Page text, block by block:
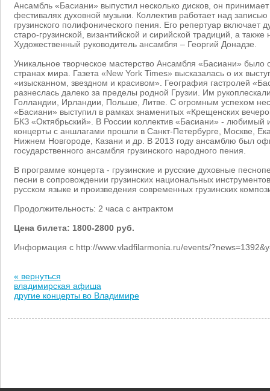
Ансамбль «Басиани» выпустил несколько дисков, он
фестивалях духовной музыки. Коллектив работает над
грузинского полифонического пения. Его репертуар включает
старо-грузинской, византийской и сирийской традиций, а
Художественный руководитель ансамбля – Георгий Донадзе.
Уникальное творческое мастерство Ансамбля «Басиани» было
странах мира. Газета «New York Times» высказалась о их
«изысканном, звездном и красивом». География гастролей
разнеслась далеко за пределы родной Грузии. Им
Голландии, Ирландии, Польше, Литве. С огромным успехом
«Басиани» выступил в рамках знаменитых «Крещенских
БКЗ «Октябрьский». В России коллектив «Басиани» - любимый
концерты с аншлагами прошли в Санкт-Петербурге, Москве,
Нижнем Новгороде, Казани и др. В 2013 году ансамблю был
государственного ансамбля грузинского народного пения.
В программе концерта - грузинские и русские духовные
песни в сопровождении грузинских национальных
русском языке и произведения современных грузинских
Продолжительность: 2 часа с антрактом
Цена билета: 1800-2800 руб.
Информация с http://www.vladfilarmonia.ru/events/
« вернуться
владимирская афиша
другие концерты во Владимире